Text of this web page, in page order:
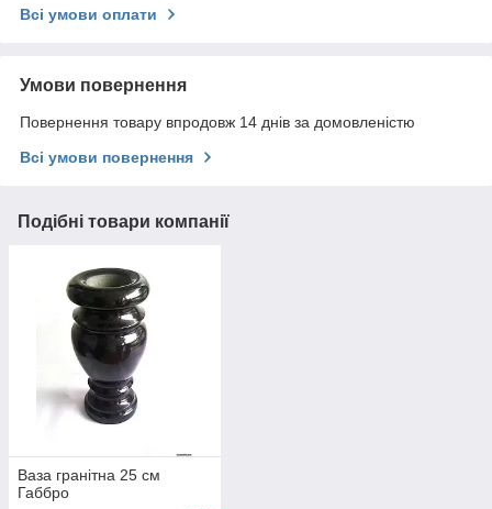
Всі умови оплати
Умови повернення
Повернення товару впродовж 14 днів за домовленістю
Всі умови повернення
Подібні товари компанії
Ваза гранітна 25 см
Габбро